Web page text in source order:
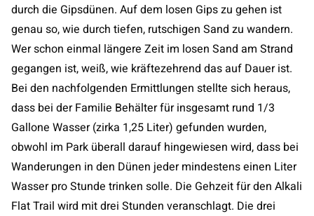
durch die Gipsdünen. Auf dem losen Gips zu gehen ist
genau so, wie durch tiefen, rutschigen Sand zu wandern.
Wer schon einmal längere Zeit im losen Sand am Strand
gegangen ist, weiß, wie kräftezehrend das auf Dauer ist.
Bei den nachfolgenden Ermittlungen stellte sich heraus,
dass bei der Familie Behälter für insgesamt rund 1/3
Gallone Wasser (zirka 1,25 Liter) gefunden wurden,
obwohl im Park überall darauf hingewiesen wird, dass bei
Wanderungen in den Dünen jeder mindestens einen Liter
Wasser pro Stunde trinken solle. Die Gehzeit für den Alkali
Flat Trail wird mit drei Stunden veranschlagt. Die drei